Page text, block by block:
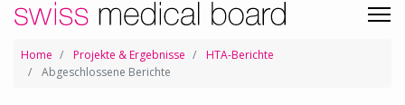
Home Projekte & Ergebnisse
HTA-Berichte
Abgeschlossene Berichte